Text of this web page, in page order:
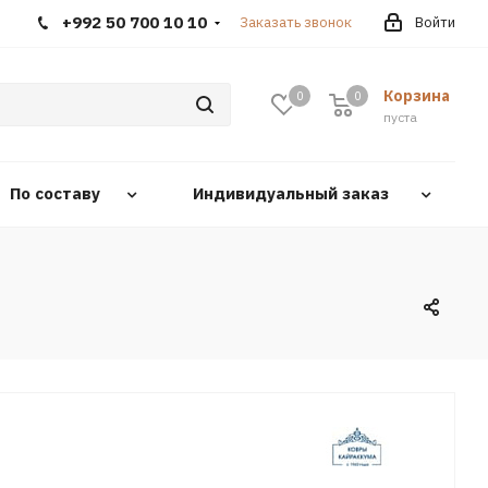
Войти
+992 50 700 10 10 Заказать звонок
0 Корзина
0
пуста
0
По составу Индивидуальный заказ